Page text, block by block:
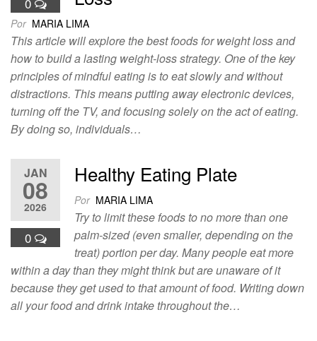
Por MARIA LIMA
This article will explore the best foods for weight loss and
how to build a lasting weight-loss strategy. One of the key
principles of mindful eating is to eat slowly and without
distractions. This means putting away electronic devices,
turning off the TV, and focusing solely on the act of eating.
By doing so, individuals…
JAN
08
2026
0
Healthy Eating Plate
Por MARIA LIMA
Try to limit these foods to no more than one
palm-sized (even smaller, depending on the
treat) portion per day. Many people eat more
within a day than they might think but are unaware of it
because they get used to that amount of food. Writing down
all your food and drink intake throughout the…